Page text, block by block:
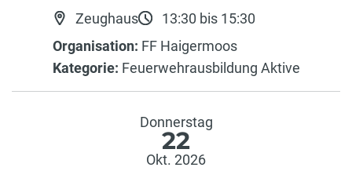
Zeughaus
13:30 bis 15:30
Organisation: FF Haigermoos
Kategorie: Feuerwehrausbildung Aktive
Donnerstag
22
Okt. 2026